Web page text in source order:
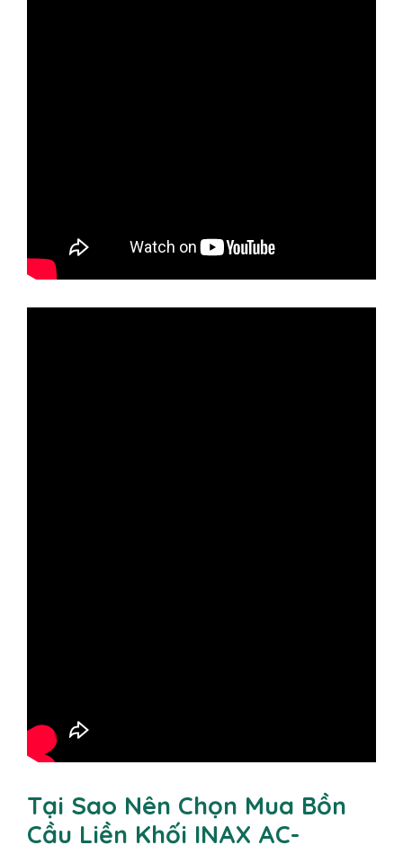
Tại Sao Nên Chọn Mua Bồn
Cầu Liền Khối INAX AC-